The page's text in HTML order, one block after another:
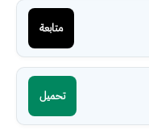
متابعة
تحميل